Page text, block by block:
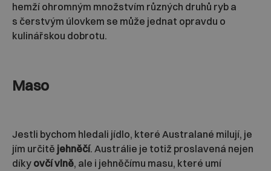
hemží ohromným množstvím různých druhů ryb a
s čerstvým úlovkem se může jednat opravdu o
kulinářskou dobrotu.
Maso
Jestli bychom hledali jídlo, které Australané milují, je
jím určitě jehněčí. Austrálie je totiž proslavená nejen
díky ovčí vlně, ale i jehněčímu masu, které umí